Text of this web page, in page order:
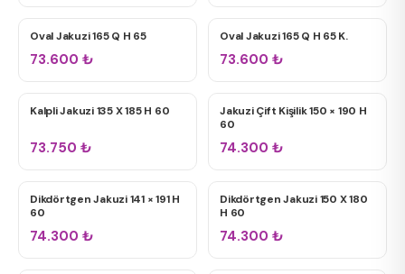
ÇIFT KIŞILIK JAKUZILER
Oval Jakuzi 165 Q H 65
73.600 ₺
ÇIFT KIŞILIK JAKUZILER
Oval Jakuzi 165 Q H 65 K.
73.600 ₺
ÇIFT KIŞILIK JAKUZILER
Kalpli Jakuzi 135 X 185 H 60
73.750 ₺
ÇIFT KIŞILIK JAKUZILER
Jakuzi Çift Kişilik 150 × 190 H
60
74.300 ₺
ÇIFT KIŞILIK JAKUZILER
Dikdörtgen Jakuzi 141 × 191 H
60
74.300 ₺
ÇIFT KIŞILIK JAKUZILER
Dikdörtgen Jakuzi 150 X 180
H 60
74.300 ₺